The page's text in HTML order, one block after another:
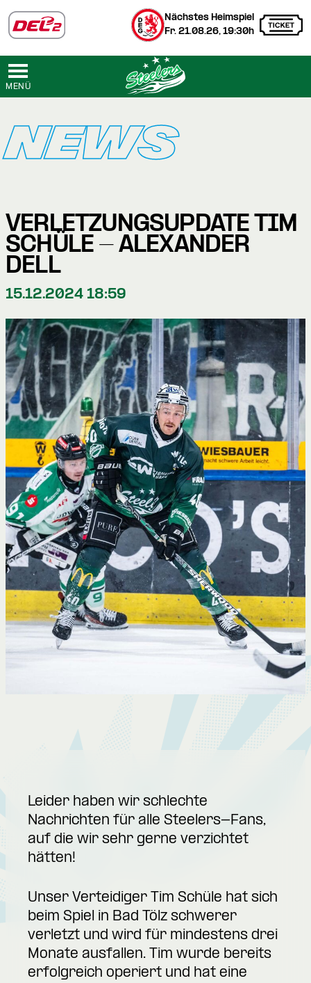
Nächstes Heimspiel
Fr. 21.08.26, 19:30h
MENÜ
NEWS
VERLETZUNGSUPDATE TIM
SCHÜLE - ALEXANDER
DELL
15.12.2024 18:59
Leider haben wir schlechte
Nachrichten für alle Steelers-Fans,
auf die wir sehr gerne verzichtet
hätten!
Unser Verteidiger Tim Schüle hat sich
beim Spiel in Bad Tölz schwerer
verletzt und wird für mindestens drei
Monate ausfallen. Tim wurde bereits
erfolgreich operiert und hat eine